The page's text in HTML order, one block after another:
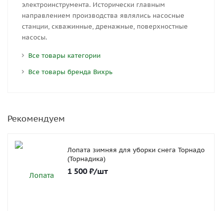
электроинструмента. Исторически главным
направлением производства являлись насосные
станции, скважинные, дренажные, поверхностные
насосы.
Все товары категории
Все товары бренда Вихрь
Рекомендуем
Лопата зимняя для уборки снега Торнадо
(Торнадика)
1 500 ₽/шт